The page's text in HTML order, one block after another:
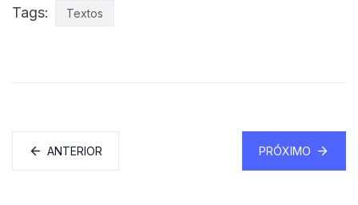
Tags: Textos
ANTERIOR PRÓXIMO